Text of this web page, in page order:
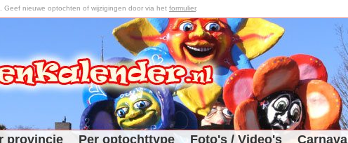
Geef nieuwe optochten of wijzigingen door via het formulier.
provincie Per optochttype Foto's / Video's Carnaval